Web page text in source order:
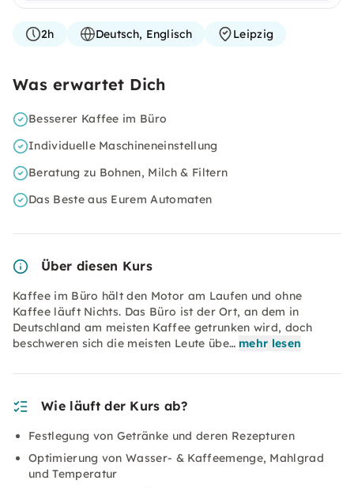
2h Deutsch, Englisch Leipzig
Was erwartet Dich
Besserer Kaffee im Büro
Individuelle Maschineneinstellung
Beratung zu Bohnen, Milch & Filtern
Das Beste aus Eurem Automaten
Über diesen Kurs
Kaffee im Büro hält den Motor am Laufen und ohne
Kaffee läuft Nichts. Das Büro ist der Ort, an dem in
Deutschland am meisten Kaffee getrunken wird, doch
beschweren sich die meisten Leute übe… mehr lesen
Wie läuft der Kurs ab?
Festlegung von Getränke und deren Rezepturen
Optimierung von Wasser- & Kaffeemenge, Mahlgrad
und Temperatur